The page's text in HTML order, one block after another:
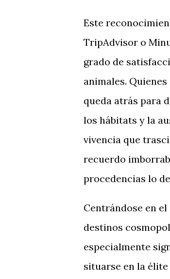
Este
TripAdvisor o
grado de
animales.
queda atrás para
los hábitats y la
vivencia que
recuerdo
procedencias lo
Centrándose en
destinos
especialmente
situarse en la